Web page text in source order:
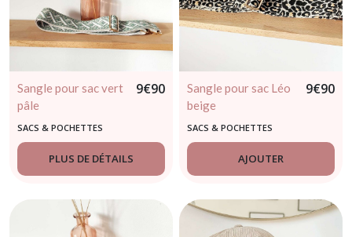
Sangle pour sac vert
pâle
9€90
SACS & POCHETTES
PLUS DE DÉTAILS
Sangle pour sac Léo
beige
9€90
SACS & POCHETTES
AJOUTER